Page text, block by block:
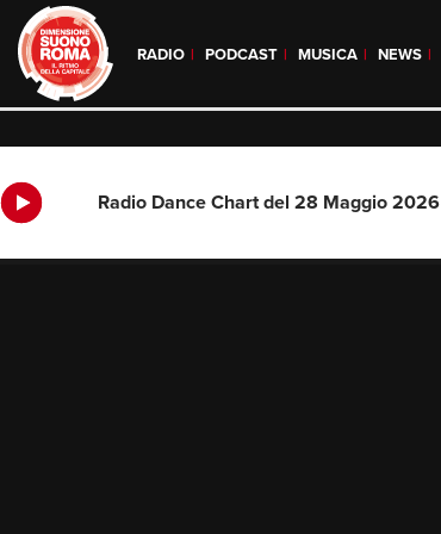
RADIO PODCAST MUSICA NEWS
Radio Dance Chart del 28 Maggio 2026